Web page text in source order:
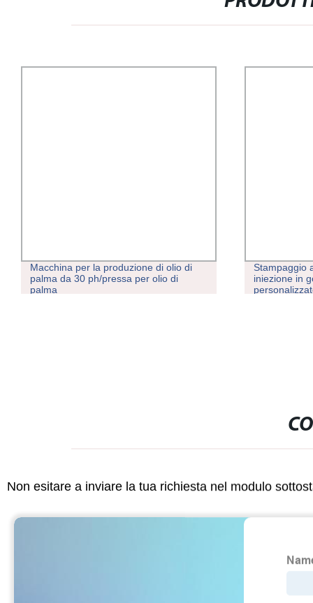
Macchina per la produzione di olio di
palma da 30 ph/pressa per olio di
palma
Stampaggio
iniezione in
Non esitare a inviare la tua richiesta nel modulo